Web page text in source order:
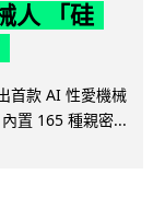
人 「硅
首款 AI 性愛機械
置 165 種親密...